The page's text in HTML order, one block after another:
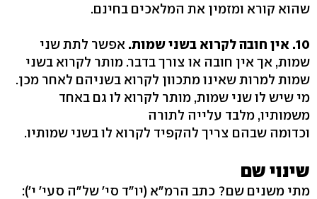
שהוא קורא ומזמין את המלאכים בחינם.
10. אין חובה לקרוא בשני שמות.
אפשר לתת שני
שמות, אך אין חובה או צורך בדבר. מותר לקרוא בשני
שמות למרות שאינו מתכוון לקרוא בשניהם לאחר מכן.
מי שיש לו שני שמות, מותר לקרוא לו גם באחד
משמותיו, מלבד עלייה לתורה
וכדומה שבהם צריך להקפיד לקרוא לו בשני שמותיו.
שינוי שם
מתי משנים שם? כתב הרמ"א (יו"ד סי' של"ה סעי' י'):